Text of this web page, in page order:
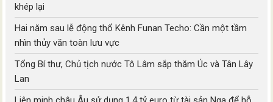
khép lại
Hai năm sau lễ động thổ Kênh Funan Techo: Cần một tầm
nhìn thủy văn toàn lưu vực
Tổng Bí thư, Chủ tịch nước Tô Lâm sắp thăm Úc và Tân Lây
Lan